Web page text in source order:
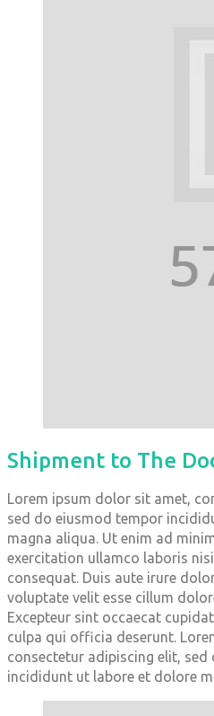
Shipment to The
Lorem ipsum dolor sit amet,
sed do eiusmod tempor
magna aliqua. Ut enim ad
exercitation ullamco laboris
consequat. Duis aute irure
voluptate velit esse cillum
Excepteur sint occaecat
culpa qui officia deserunt.
consectetur adipiscing elit,
incididunt ut labore et dolore